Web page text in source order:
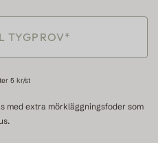
TYGPROV*
5 kr/st
med extra mörkläggningsfoder som